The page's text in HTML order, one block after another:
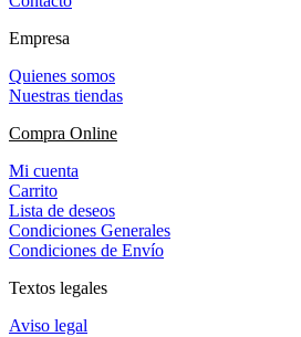
Empresa
Quienes somos
Nuestras tiendas
Compra Online
Mi cuenta
Carrito
Lista de deseos
Condiciones Generales
Condiciones de Envío
Textos legales
Aviso legal